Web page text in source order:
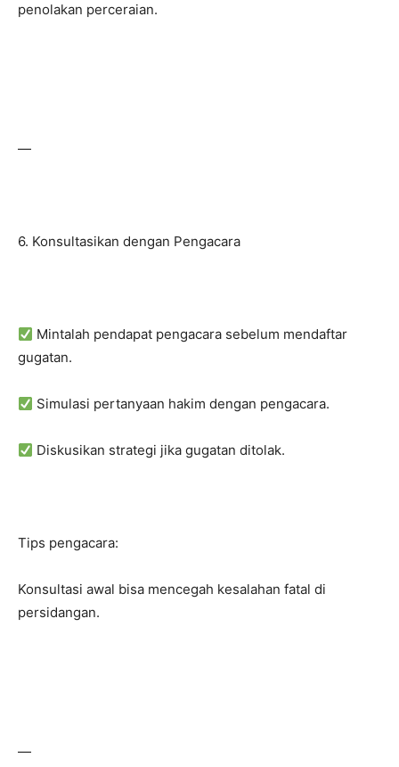
penolakan perceraian.
—
6. Konsultasikan dengan Pengacara
Mintalah pendapat pengacara sebelum mendaftar
gugatan.
Simulasi pertanyaan hakim dengan pengacara.
Diskusikan strategi jika gugatan ditolak.
Tips pengacara:
Konsultasi awal bisa mencegah kesalahan fatal di
persidangan.
—